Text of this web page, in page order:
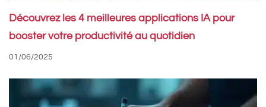
Découvrez les 4 meilleures applications IA pour
booster votre productivité au quotidien
01/06/2025